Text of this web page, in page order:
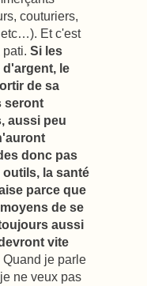
couturiers,
Et c'est
Si les
le
de sa
seront
aussi peu
donc pas
la santé
parce que
de se
aussi
vite
Quand je parle
ne veux pas